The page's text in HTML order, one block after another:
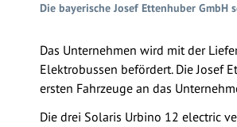
Die bayerische Josef Ettenhuber GmbH
Das Unternehmen wird mit der
Elektrobussen befördert. Die Josef
ersten Fahrzeuge an das
Die drei Solaris Urbino 12 electric